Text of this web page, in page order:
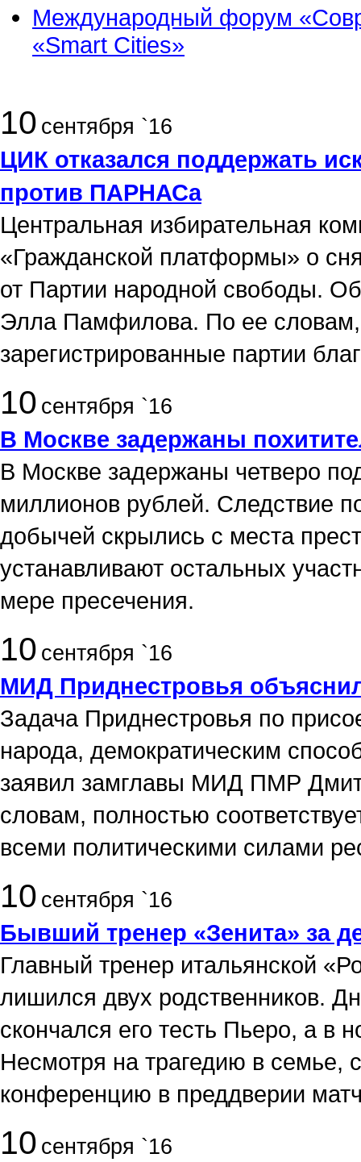
Международный форум
«Smart Cities»
10 сентября `16
ЦИК отказался поддержать
против ПАРНАСа
Центральная избирательная
«Гражданской платформы» о
от Партии народной свободы.
Элла Памфилова. По ее словам,
зарегистрированные партии
10 сентября `16
В Москве задержаны
В Москве задержаны четверо
миллионов рублей. Следствие
добычей скрылись с места
устанавливают остальных
мере пресечения.
10 сентября `16
МИД Приднестровья
Задача Приднестровья по
народа, демократическим
заявил замглавы МИД ПМР
словам, полностью
всеми политическими силами
10 сентября `16
Бывший тренер «Зенита» за
Главный тренер итальянской
лишился двух родственников.
скончался его тесть Пьеро, а в
Несмотря на трагедию в семье,
конференцию в преддверии
10 сентября `16